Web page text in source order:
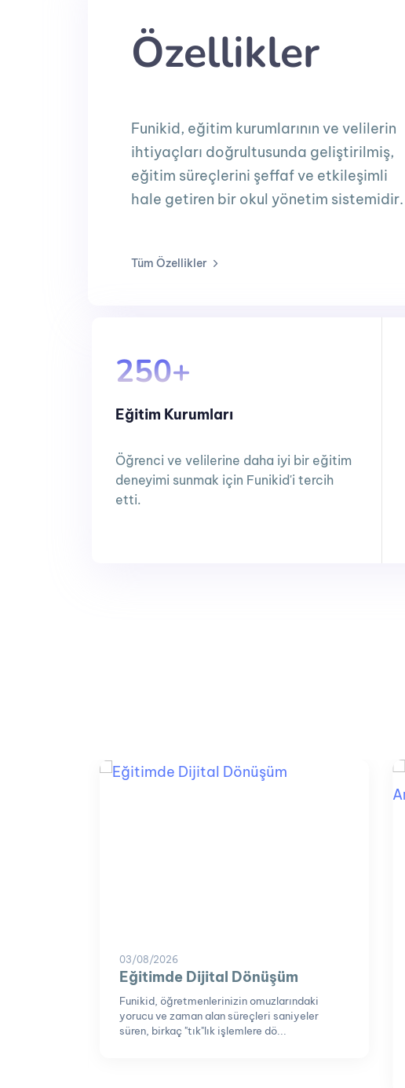
Özellikler
Funikid, eğitim kurumlarının ve velilerin
ihtiyaçları doğrultusunda geliştirilmiş,
eğitim süreçlerini şeffaf ve etkileşimli
hale getiren bir okul yönetim sistemidir.
Tüm Özellikler
250+
Eğitim Kurumları
Öğrenci ve velilerine daha iyi bir eğitim
deneyimi sunmak için Funikid'i tercih
etti.
03/08/2026
Eğitimde Dijital Dönüşüm
Funikid, öğretmenlerinizin omuzlarındaki
yorucu ve zaman alan süreçleri saniyeler
süren, birkaç "tık"lık işlemlere dö...